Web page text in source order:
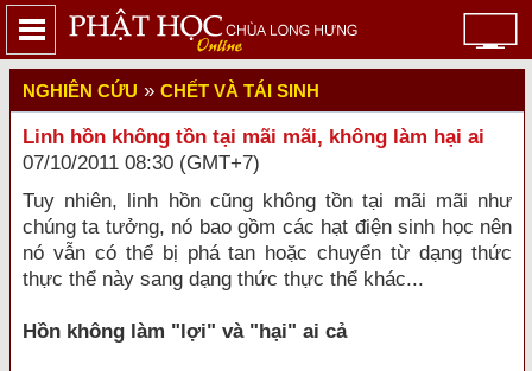
NGHIÊN CỨU » CHẾT VÀ TÁI SINH
Linh hồn không tồn tại mãi mãi, không làm hại ai
07/10/2011 08:30 (GMT+7)
Tuy nhiên, linh hồn cũng không tồn tại mãi mãi như
chúng ta tưởng, nó bao gồm các hạt điện sinh học nên
nó vẫn có thể bị phá tan hoặc chuyển từ dạng thức
thực thể này sang dạng thức thực thể khác...
Hồn không làm "lợi" và "hại" ai cả